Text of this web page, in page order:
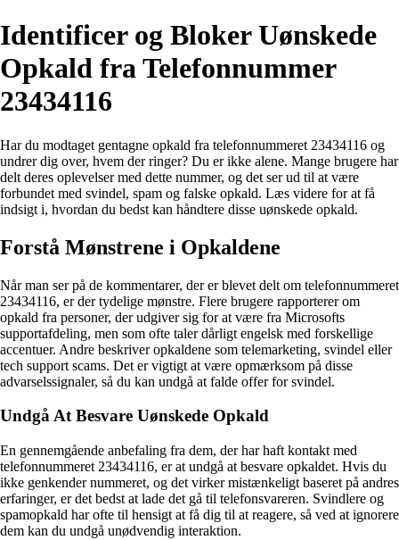
Identificer og Bloker Uønskede
Opkald fra Telefonnummer
23434116
Har du modtaget gentagne opkald fra telefonnummeret 23434116 og
undrer dig over, hvem der ringer? Du er ikke alene. Mange brugere har
delt deres oplevelser med dette nummer, og det ser ud til at være
forbundet med svindel, spam og falske opkald. Læs videre for at få
indsigt i, hvordan du bedst kan håndtere disse uønskede opkald.
Forstå Mønstrene i Opkaldene
Når man ser på de kommentarer, der er blevet delt om telefonnummeret
23434116, er der tydelige mønstre. Flere brugere rapporterer om
opkald fra personer, der udgiver sig for at være fra Microsofts
supportafdeling, men som ofte taler dårligt engelsk med forskellige
accentuer. Andre beskriver opkaldene som telemarketing, svindel eller
tech support scams. Det er vigtigt at være opmærksom på disse
advarselssignaler, så du kan undgå at falde offer for svindel.
Undgå At Besvare Uønskede Opkald
En gennemgående anbefaling fra dem, der har haft kontakt med
telefonnummeret 23434116, er at undgå at besvare opkaldet. Hvis du
ikke genkender nummeret, og det virker mistænkeligt baseret på andres
erfaringer, er det bedst at lade det gå til telefonsvareren. Svindlere og
spamopkald har ofte til hensigt at få dig til at reagere, så ved at ignorere
dem kan du undgå unødvendig interaktion.